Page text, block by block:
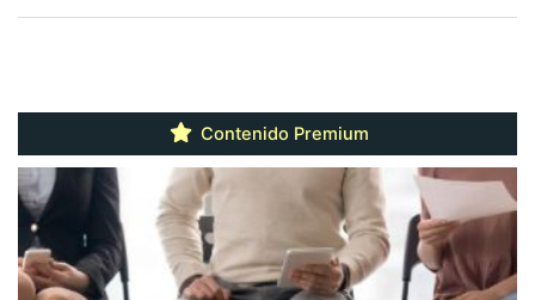
Contenido Premium